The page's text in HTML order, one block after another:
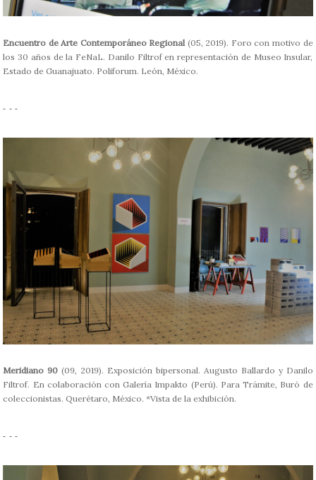
Encuentro de Arte Contemporáneo Regional(05, 2019). Foro con motivo de
los 30 años de la FeNaL. Danilo Filtrof en representación de Museo Insular,
Estado de Guanajuato. Poliforum. León, México.
- - -
Meridiano 90 (09, 2019). Exposición bipersonal. Augusto Ballardo y Danilo
Filtrof. En colaboración con Galería Impakto (Perú). Para Trámite, Buró de
coleccionistas. Querétaro, México. *Vista de la exhibición.
- - -